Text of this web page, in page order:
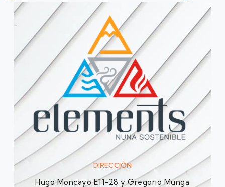
DIRECCIÓN
Hugo Moncayo E11-28 y Gregorio Munga